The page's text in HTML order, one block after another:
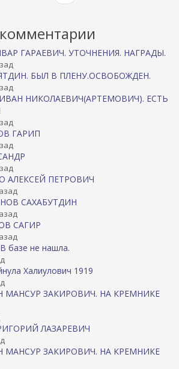
ГАРАЕВИЧ. УТОЧНЕНИЯ. НАГРАДЫ.
БЫЛ В ПЛЕНУ.ОСВОБОЖДЕН.
НИКОЛАЕВИЧ(АРТЕМОВИЧ). ЕСТЬ
ГАРИП
АЛЕКСЕЙ ПЕТРОВИЧ
САХАБУТДИН
САГИР
базе не нашла.
Халиулович 1919
МАНСУР ЗАКИРОВИЧ. НА КРЕМНИКЕ
ЛАЗАРЕВИЧ
МАНСУР ЗАКИРОВИЧ. НА КРЕМНИКЕ